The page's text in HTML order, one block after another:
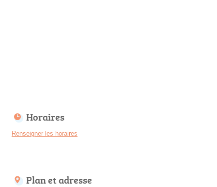
Horaires
Renseigner les horaires
Plan et adresse